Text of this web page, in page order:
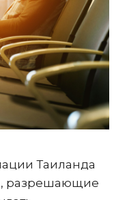
Таиланда
разрешающие